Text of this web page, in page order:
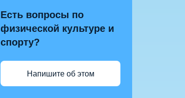
Есть вопросы по
физической культуре и
спорту?
Напишите об этом